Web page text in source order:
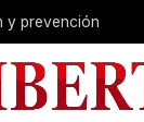
y prevención